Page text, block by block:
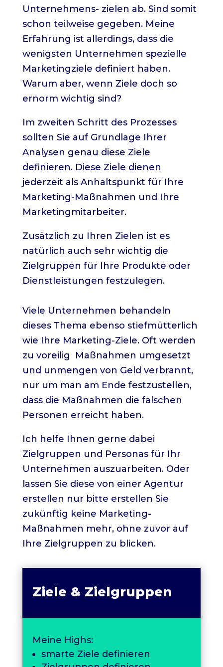
Unternehmens- zielen ab. Sind somit
schon teilweise gegeben. Meine
Erfahrung ist allerdings, dass die
wenigsten Unternehmen spezielle
Marketingziele definiert haben.
Warum aber, wenn Ziele doch so
ernorm wichtig sind?
Im zweiten Schritt des Prozesses
sollten Sie auf Grundlage Ihrer
Analysen genau diese Ziele
definieren. Diese Ziele dienen
jederzeit als Anhaltspunkt für Ihre
Marketing-Maßnahmen und Ihre
Marketingmitarbeiter.
Zusätzlich zu Ihren Zielen ist es
natürlich auch sehr wichtig die
Zielgruppen für Ihre Produkte oder
Dienstleistungen festzulegen.
Viele Unternehmen behandeln
dieses Thema ebenso stiefmütterlich
wie Ihre Marketing-Ziele. Oft werden
zu voreilig Maßnahmen umgesetzt
und unmengen von Geld verbrannt,
nur um man am Ende festzustellen,
dass die Maßnahmen die falschen
Personen erreicht haben.
Ich helfe Ihnen gerne dabei
Zielgruppen und Personas für Ihr
Unternehmen auszuarbeiten. Oder
lassen Sie diese von einer Agentur
erstellen nur bitte erstellen Sie
zukünftig keine Marketing-
Maßnahmen mehr, ohne zuvor auf
Ihre Zielgruppen zu blicken.
Ziele & Zielgruppen
Meine Highs:
smarte Ziele definieren